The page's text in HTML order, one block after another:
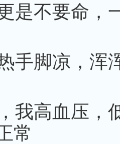
是不要命，
手脚凉，浑
我高血压，
常